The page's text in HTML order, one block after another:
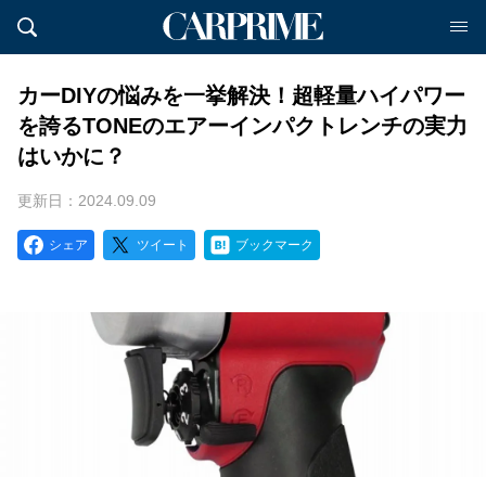
カーDIYの悩みを一挙解決！超軽量ハイパワー
を誇るTONEのエアーインパクトレンチの実力
はいかに？
更新日：2024.09.09
シェア ツイート ブックマーク